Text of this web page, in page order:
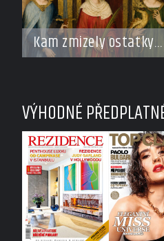
Kam zmizely ostatky
světců? Relikvie, které
VÝHODNÉ